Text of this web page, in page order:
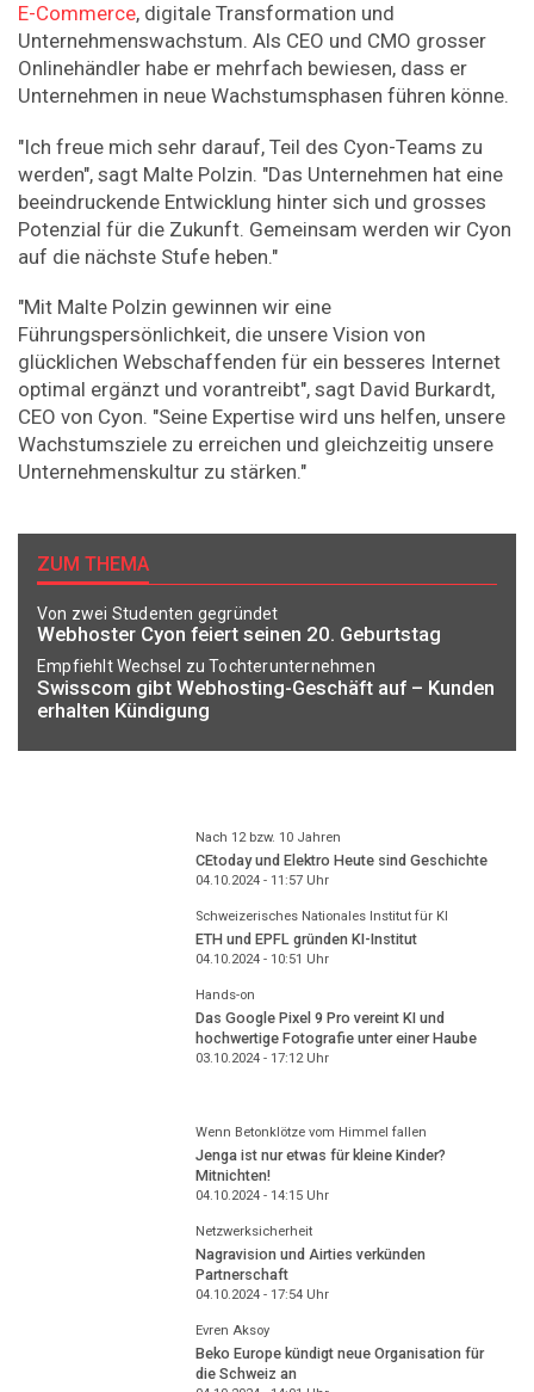
E-Commerce, digitale Transformation und
Unternehmenswachstum. Als CEO und CMO grosser
Onlinehändler habe er mehrfach bewiesen, dass er
Unternehmen in neue Wachstumsphasen führen könne.
"Ich freue mich sehr darauf, Teil des Cyon-Teams zu
werden", sagt Malte Polzin. "Das Unternehmen hat eine
beeindruckende Entwicklung hinter sich und grosses
Potenzial für die Zukunft. Gemeinsam werden wir Cyon
auf die nächste Stufe heben."
"Mit Malte Polzin gewinnen wir eine
Führungspersönlichkeit, die unsere Vision von
glücklichen Webschaffenden für ein besseres Internet
optimal ergänzt und vorantreibt", sagt David Burkardt,
CEO von Cyon. "Seine Expertise wird uns helfen, unsere
Wachstumsziele zu erreichen und gleichzeitig unsere
Unternehmenskultur zu stärken."
ZUM THEMA
Von zwei Studenten gegründet
Webhoster Cyon feiert seinen 20. Geburtstag
Empfiehlt Wechsel zu Tochterunternehmen
Swisscom gibt Webhosting-Geschäft auf – Kunden
erhalten Kündigung
Nach 12 bzw. 10 Jahren
CEtoday und Elektro Heute sind Geschichte
04.10.2024 - 11:57Uhr
Schweizerisches Nationales Institut für KI
ETH und EPFL gründen KI-Institut
04.10.2024 - 10:51 Uhr
Hands-on
Das Google Pixel 9 Pro vereint KI und
hochwertige Fotografie unter einer Haube
03.10.2024 - 17:12Uhr
Wenn Betonklötze vom Himmel fallen
Jenga ist nur etwas für kleine Kinder?
Mitnichten!
04.10.2024 - 14:15Uhr
Netzwerksicherheit
Nagravision und Airties verkünden
Partnerschaft
04.10.2024 - 17:54Uhr
Evren Aksoy
Beko Europe kündigt neue Organisation für
die Schweiz an